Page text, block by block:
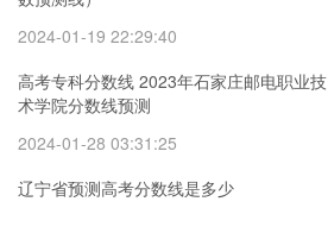
2024-01-19 22:29:40
高考专科分数线 2023年石家庄邮电职业技
术学院分数线预测
2024-01-28 03:31:25
辽宁省预测高考分数线是多少